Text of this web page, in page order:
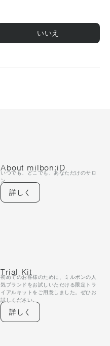
いいえ
About milbon:iD
いつでも、どこでも、あなただけのサロ
ン
詳しく
Trial Kit
初めてのお客様のために、ミルボンの人
気ブランドをお試しいただける限定トラ
イアルキットをご用意しました。ぜひお
試しください。
詳しく